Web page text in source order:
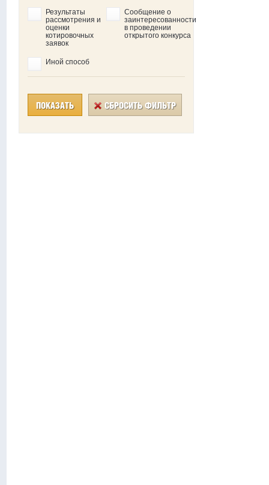
Результаты
рассмотрения и
оценки
котировочных
заявок
Сообщение о
заинтересованности
в проведении
открытого конкурса
Иной способ
ПОКАЗАТЬ СБРОСИТЬ ФИЛЬТР